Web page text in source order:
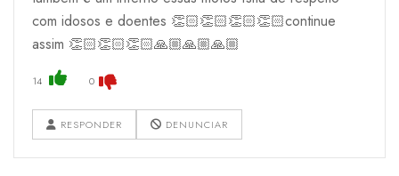
com idosos e doentes 👏🏻👏🏻👏🏻👏🏻continue
assim 👏🏻👏🏻👏🏻🙏🏼🙏🏼🙏🏼
14 0
RESPONDER DENUNCIAR